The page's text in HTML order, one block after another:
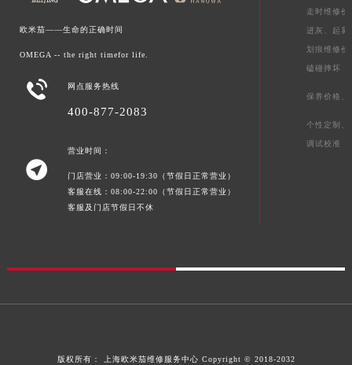
欧米茄——生命的正确时间
OMEGA -- the right timefor life.
 网点服务热线
400-877-2083

营业时间：
门店营业：09:00-19:30（节假日正常营业）
客服在线：08:00-22:00（节假日正常营业）
客服及门店节假日不休
走时维修价
进灰、 起雾
划痕维修价
磕碰摔坏
保养价格、
个性定制、
调试校准
版权所有： 上海欧米茄维修服务中心 Copyright © 2018-2032